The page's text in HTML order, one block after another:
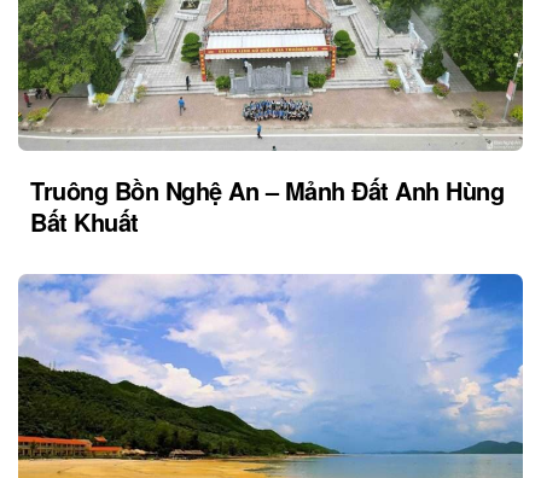
Truông Bồn Nghệ An – Mảnh Đất Anh Hùng
Bất Khuất